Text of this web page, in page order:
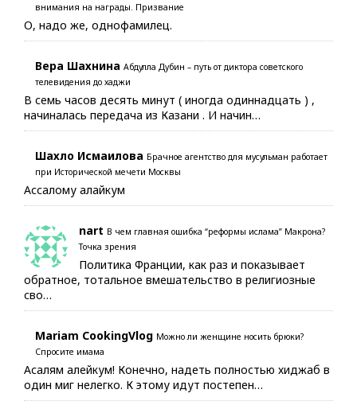
внимания на награды. Призвание
О, надо же, однофамилец.
Вера Шахнина Абдулла Дубин – путь от диктора советского
телевидения до хаджи
В семь часов десять минут ( иногда одиннадцать ) ,
начиналась передача из Казани . И начин…
Шахло Исмаилова Брачное агентство для мусульман работает
при Исторической мечети Москвы
Ассалому алайкум
nart В чем главная ошибка “реформы ислама” Макрона?
Точка зрения
Политика Франции, как раз и показывает
обратное, тотальное вмешательство в религиозные
сво…
Mariam CookingVlog Можно ли женщине носить брюки?
Спросите имама
Асалям алейкум! Конечно, надеть полностью хиджаб в
один миг нелегко. К этому идут постепен…